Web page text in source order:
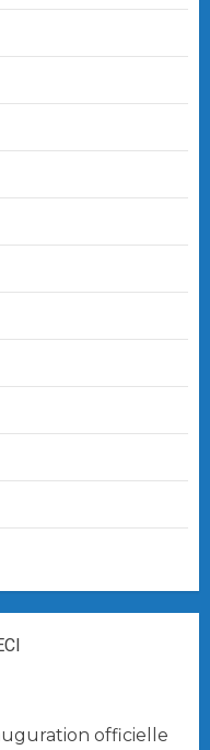
officielle